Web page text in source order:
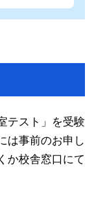
テスト」を受験
は事前のお申し
か校舎窓口にて